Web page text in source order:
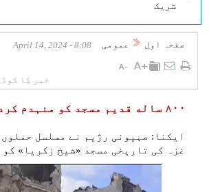
شریک
صفحہ اول عمومی 8:08 - April 14, 2024
خبر کا کوڈ:
۸۰۰ ساله قدیم مسجد کو منہدم کردیا + ویڈیو
ایکنا: صہیونی رژیم نے مسلسل
غزہ کی تاریخی مسجد «شیخ زکریا» کو